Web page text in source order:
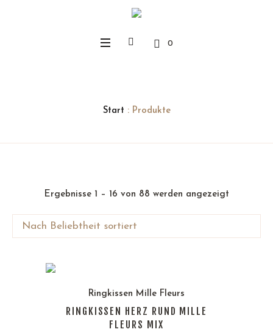
0
Start : Produkte
Ergebnisse 1 – 16 von 88 werden angezeigtNach
Ringkissen Mille Fleurs
RINGKISSEN HERZ RUND MILLE
FLEURS MIX